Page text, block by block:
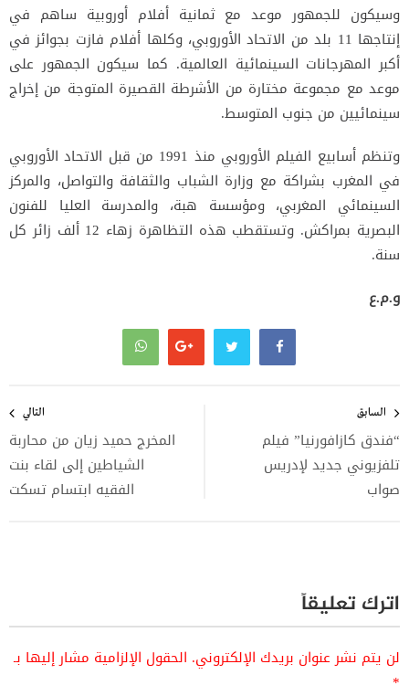
وسيكون للجمهور موعد مع ثمانية أفلام أوروبية ساهم في
إنتاجها 11 بلد من الاتحاد الأوروبي، وكلها أفلام فازت بجوائز في
أكبر المهرجانات السينمائية العالمية. كما سيكون الجمهور على
موعد مع مجموعة مختارة من الأشرطة القصيرة المتوجة من إخراج
سينمائيين من جنوب المتوسط.
وتنظم أسابيع الفيلم الأوروبي منذ 1991 من قبل الاتحاد الأوروبي
في المغرب بشراكة مع وزارة الشباب والثقافة والتواصل، والمركز
السينمائي المغربي، ومؤسسة هبة، والمدرسة العليا للفنون
البصرية بمراكش. وتستقطب هذه التظاهرة زهاء 12 ألف زائر كل
سنة.
و.م.ع
المقالات
السابق
“فندق كازافورنيا” فيلم
تلفزيوني جديد لإدريس
صواب
التالي
المخرج حميد زيان من محاربة
الشياطين إلى لقاء بنت
الفقيه ابتسام تسكت
اترك تعليقاً
لن يتم نشر عنوان بريدك الإلكتروني. الحقول الإلزامية مشار إليها بـ
*